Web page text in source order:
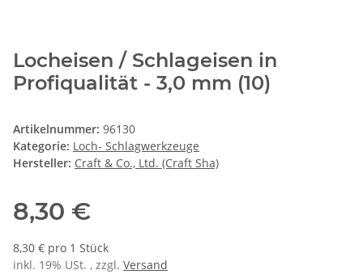
Locheisen / Schlageisen in
Profiqualität - 3,0 mm (10)
Artikelnummer: 96130
Kategorie: Loch- Schlagwerkzeuge
Hersteller: Craft & Co., Ltd. (Craft Sha)
8,30 €
8,30 € pro 1 Stück
inkl. 19% USt. , zzgl. Versand